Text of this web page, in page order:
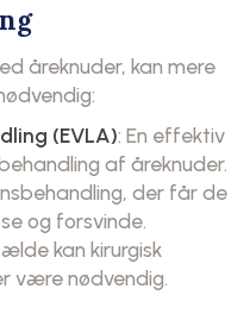
åreknuder, kan mere
(EVLA): En effektiv
af åreknuder.
der får de
og forsvinde.
kan kirurgisk
være nødvendig.